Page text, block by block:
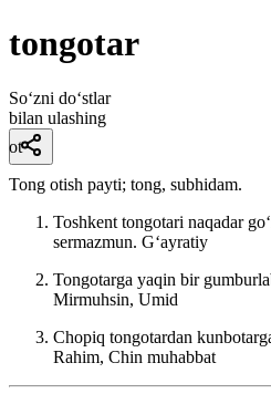
tongotar
So‘zni do‘stlar
bilan ulashing
ot
Tong otish payti; tong, subhidam.
Toshkent tongotari naqadar
sermazmun. Gʻayratiy
Tongotarga yaqin bir
Mirmuhsin, Umid
Chopiq tongotardan
Rahim, Chin muhabbat